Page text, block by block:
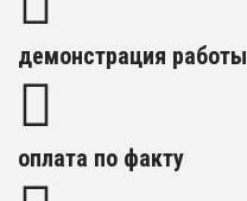
демонстрация работы
оплата по факту